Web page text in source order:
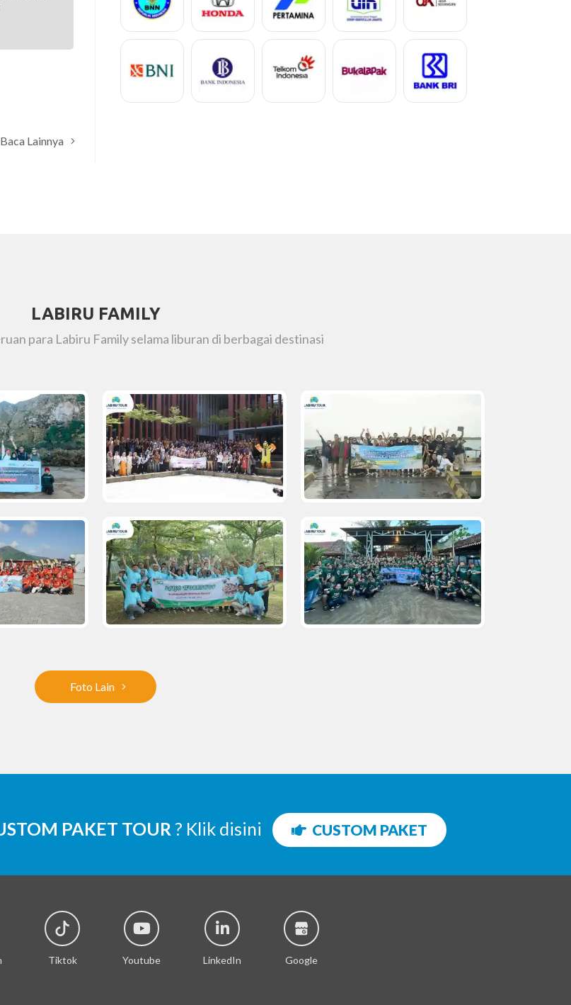
Tour Leadernya sangat profesional dan care .... Semoga bisa
pak Mulyadi sangat baik, ramah dan
Derina P
Baca Lainnya
LABIRU FAMILY
para Labiru Family selama liburan di berbagai destinasi
Foto Lain
PAKET TOUR ? Klik disini CUSTOM PAKET
Tiktok Youtube LinkedIn Google